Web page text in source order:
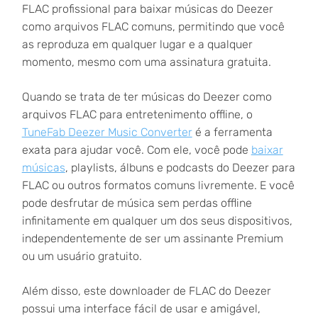
FLAC profissional para baixar músicas do Deezer
como arquivos FLAC comuns, permitindo que você
as reproduza em qualquer lugar e a qualquer
momento, mesmo com uma assinatura gratuita.
Quando se trata de ter músicas do Deezer como
arquivos FLAC para entretenimento offline, o
TuneFab Deezer Music Converteré a ferramenta
exata para ajudar você. Com ele, você pode baixar
músicas, playlists, álbuns e podcasts do Deezer para
FLAC ou outros formatos comuns livremente. E você
pode desfrutar de música sem perdas offline
infinitamente em qualquer um dos seus dispositivos,
independentemente de ser um assinante Premium
ou um usuário gratuito.
Além disso, este downloader de FLAC do Deezer
possui uma interface fácil de usar e amigável,